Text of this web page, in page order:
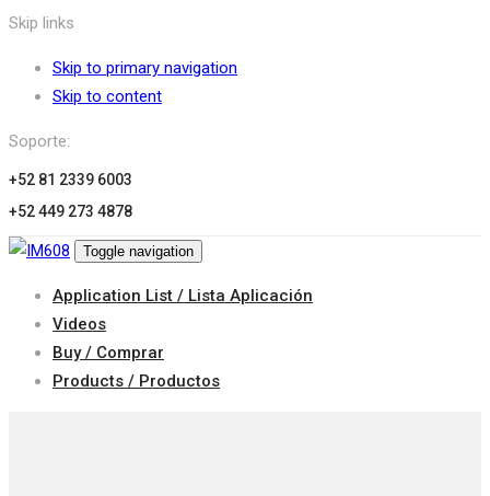
Skip links
Skip to primary navigation
Skip to content
Soporte:
+52 81 2339 6003
+52 449 273 4878
Toggle navigation
Application List / Lista Aplicación
Videos
Buy / Comprar
Products / Productos